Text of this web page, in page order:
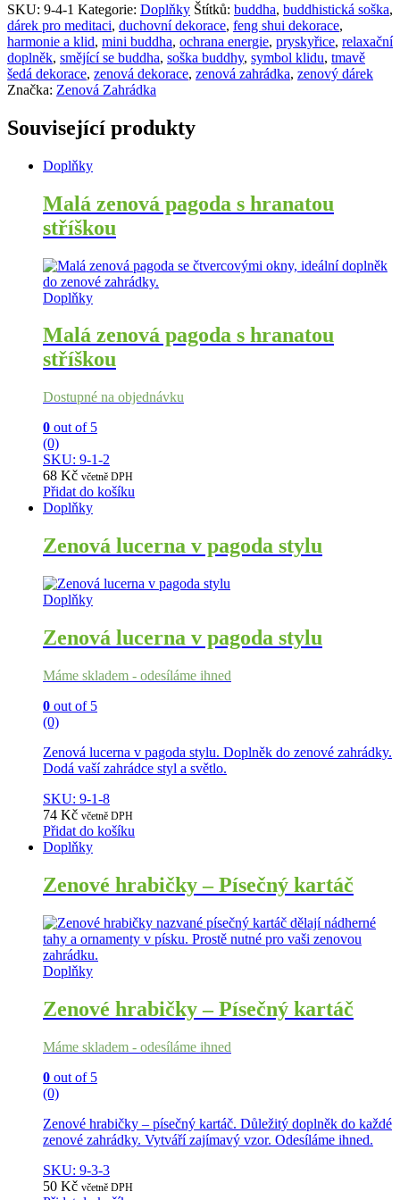
SKU: 9-4-1 Kategorie: Doplňky Štítků: buddha, buddhistická soška,
dárek pro meditaci, duchovní dekorace, feng shui dekorace,
harmonie a klid, mini buddha, ochrana energie, pryskyřice, relaxační
doplněk, smějící se buddha, soška buddhy, symbol klidu, tmavě
šedá dekorace, zenová dekorace, zenová zahrádka, zenový dárek
Značka: Zenová Zahrádka
Související produkty
Doplňky
Malá zenová pagoda s hranatou
stříškou
Doplňky
Malá zenová pagoda s hranatou
stříškou
Dostupné na objednávku
0 out of 5
(0)
SKU: 9-1-2
68 Kč včetně DPH
Přidat do košíku
Doplňky
Zenová lucerna v pagoda stylu
Doplňky
Zenová lucerna v pagoda stylu
Máme skladem - odesíláme ihned
0 out of 5
(0)
Zenová lucerna v pagoda stylu. Doplněk do zenové zahrádky.
Dodá vaší zahrádce styl a světlo.
SKU: 9-1-8
74 Kč včetně DPH
Přidat do košíku
Doplňky
Zenové hrabičky – Písečný kartáč
Doplňky
Zenové hrabičky – Písečný kartáč
Máme skladem - odesíláme ihned
0 out of 5
(0)
Zenové hrabičky – písečný kartáč. Důležitý doplněk do každé
zenové zahrádky. Vytváří zajímavý vzor. Odesíláme ihned.
SKU: 9-3-3
50 Kč včetně DPH